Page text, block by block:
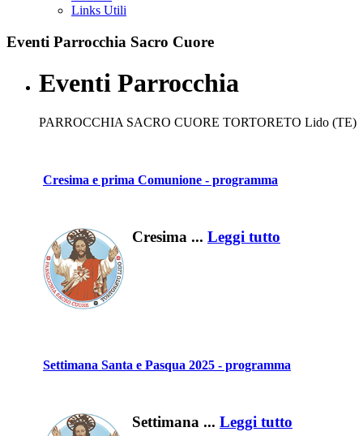
Links Utili
Eventi Parrocchia Sacro Cuore
Eventi Parrocchia
PARROCCHIA SACRO CUORE TORTORETO Lido (TE)
Cresima e prima Comunione - programma
Cresima ... Leggi tutto
Settimana Santa e Pasqua 2025 - programma
Settimana ... Leggi tutto